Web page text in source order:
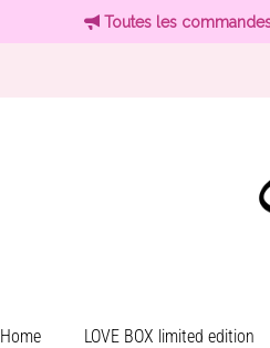
Toutes les
Home LOVE BOX limited edition